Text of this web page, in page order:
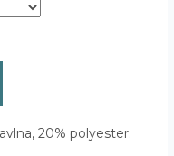
20% polyester.